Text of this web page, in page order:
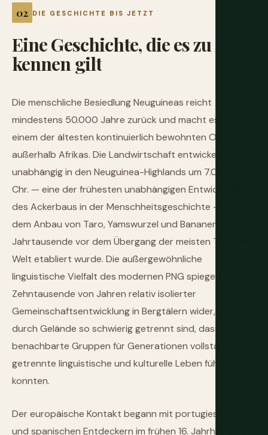
DIE GESCHICHTE BIS JETZT
EineGeschichte,dieeszu
kennen gilt
Die menschliche Besiedlung Neuguineas reicht
mindestens 50.000 Jahre zurück und macht es zu
einem der ältesten kontinuierlich bewohnten Orte
außerhalb Afrikas. Die Landwirtschaft entwickelte sich
unabhängig in den Neuguinea-Highlands um 7.000 v.
Chr. — eine der frühesten unabhängigen Entwicklungen
des Ackerbaus in der Menschheitsgeschichte — mit
dem Anbau von Taro, Yamswurzel und Bananen, der
Jahrtausende vor dem Übergang der meisten Teile der
Welt etabliert wurde. Die außergewöhnliche
linguistische Vielfalt des modernen PNG spiegelt
Zehntausende von Jahren relativ isolierter
Gemeinschaftsentwicklung in Bergtälern wider, die
durch Gelände so schwierig getrennt sind, dass
benachbarte Gruppen für Generationen vollständig
getrennte linguistische und kulturelle Leben führen
konnten.
Der europäische Kontakt begann mit portugiesischen
und spanischen Entdeckern im frühen 16. Jahrhundert,